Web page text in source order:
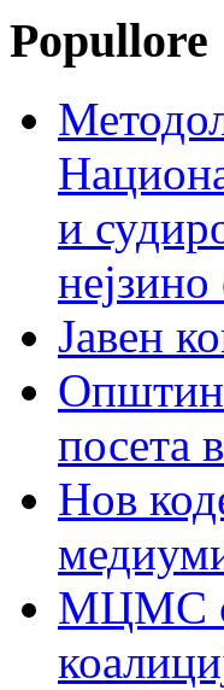
Popullore
и
Јавен
посета
Нов
МЦМС